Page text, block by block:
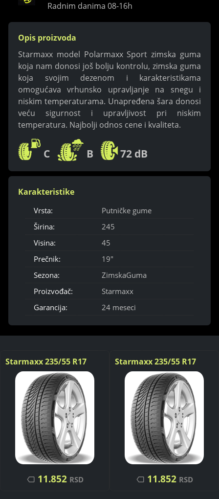
Radnim danima 08-16h
Opis proizvoda
Starmaxx model Polarmaxx Sport zimska guma
koja nam donosi još bolju kontrolu, zimska guma
koja svojim dezenom i karakteristikama
omogućava vrhunsko upravljanje na snegu i
niskim temperaturama. Unapređena šara donosi
veću sigurnost i upravljivost pri niskim
temperatura. Najbolji odnos cene i kvaliteta.
C B 72 dB
Karakteristike
Vrsta:
Putničke gume
Širina:
245
Visina:
45
Prečnik:
19"
Sezona:
ZimskaGuma
Proizvođač:
Starmaxx
Garancija:
24 meseci
Starmaxx 235/55 R17
Polarmaxx Sport 103V
11.852 RSD
Starmaxx 235/55 R17
Polarmaxx Sport 103V
11.852 RSD